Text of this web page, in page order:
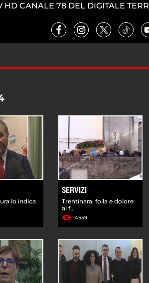
HD CANALE 78 DEL DIGITALE
lo indica
SERVIZI
Trentinara, folla e dolore
ai f...
4559